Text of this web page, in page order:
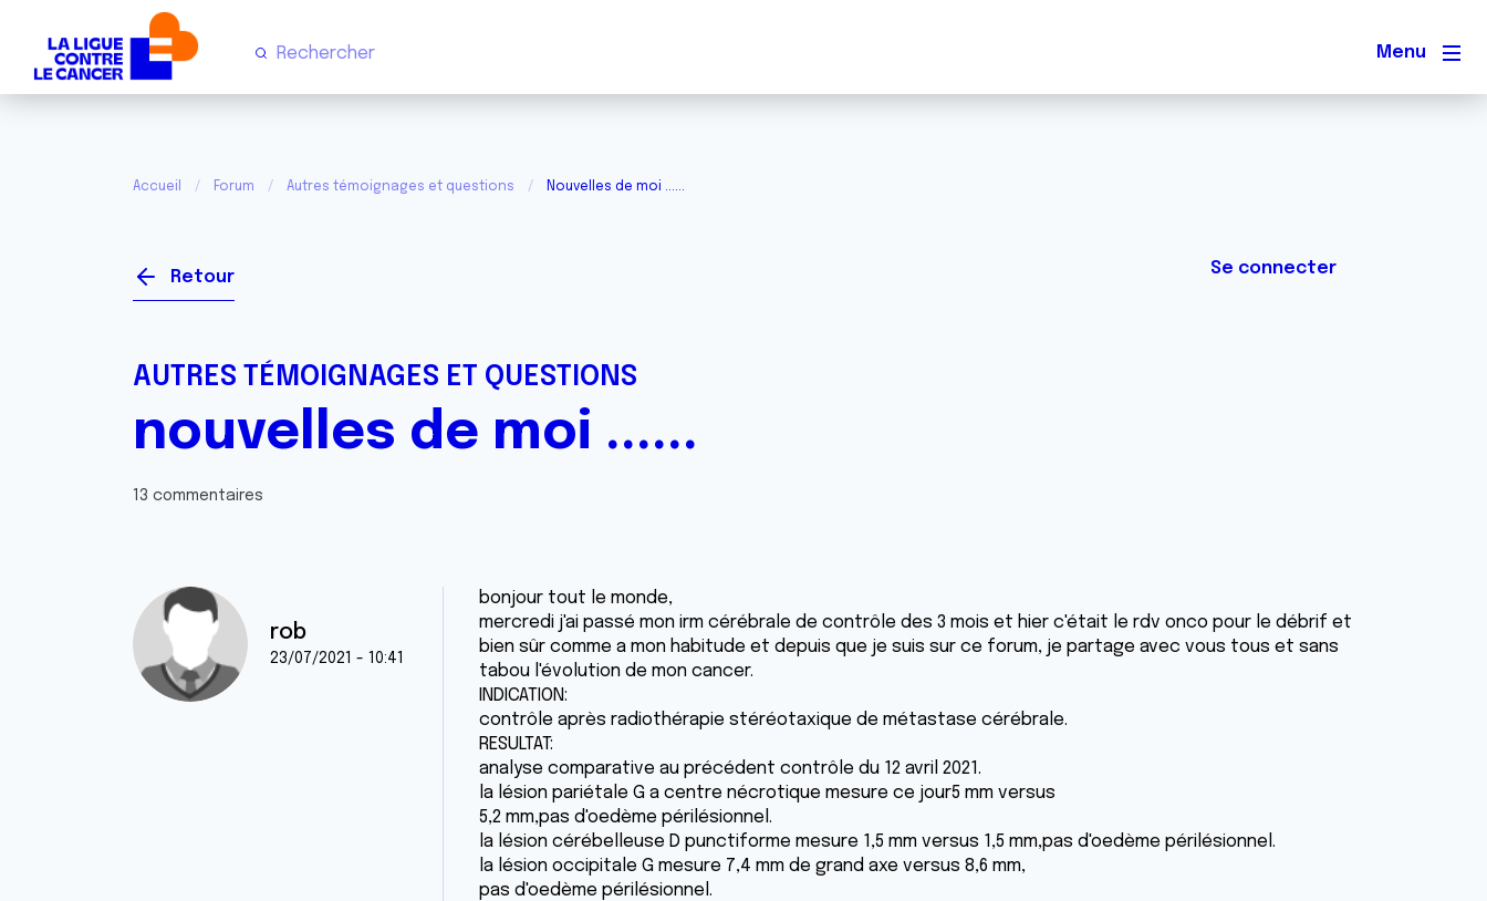
Menu
Accueil Forum Autres témoignages et questions Nouvelles de moi ......
Retour Se connecter
AUTRES TÉMOIGNAGES ET QUESTIONS
nouvelles de moi ......
13 commentaires
rob
23/07/2021 - 10:41
bonjour tout le monde,
mercredi j'ai passé mon irm cérébrale de contrôle des 3 mois et hier c'était le rdv onco pour le débrif et
bien sûr comme a mon habitude et depuis que je suis sur ce forum, je partage avec vous tous et sans
tabou l'évolution de mon cancer.
INDICATION:
contrôle après radiothérapie stéréotaxique de métastase cérébrale.
RESULTAT:
analyse comparative au précédent contrôle du 12 avril 2021.
la lésion pariétale G a centre nécrotique mesure ce jour5 mm versus
5,2 mm,pas d'oedème périlésionnel.
la lésion cérébelleuse D punctiforme mesure 1,5 mm versus 1,5 mm,pas d'oedème périlésionnel.
la lésion occipitale G mesure 7,4 mm de grand axe versus 8,6 mm,
pas d'oedème périlésionnel.